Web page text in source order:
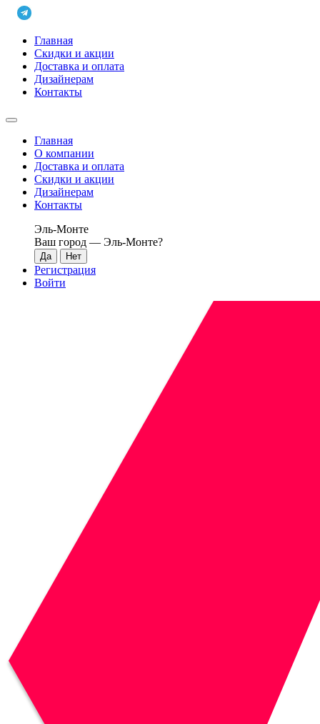
Главная
Скидки и акции
Доставка и оплата
Дизайнерам
Контакты
Главная
О компании
Доставка и оплата
Скидки и акции
Дизайнерам
Контакты
Эль-Монте
Ваш город — Эль-Монте?
Регистрация
Войти